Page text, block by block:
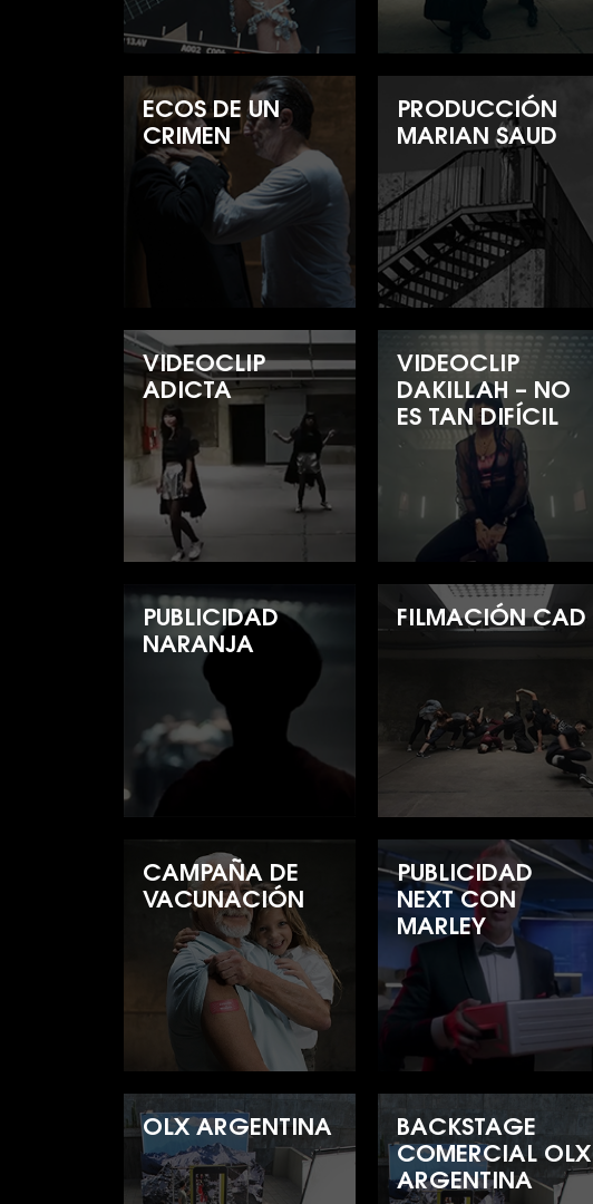
ECOS DE UN
CRIMEN
PRODUCCIÓN
MARIAN SAUD
VIDEOCLIP
ADICTA
VIDEOCLIP
DAKILLAH – NO
ES TAN DIFÍCIL
PUBLICIDAD
NARANJA
FILMACIÓN CAD
CAMPAÑA DE
VACUNACIÓN
PUBLICIDAD
NEXT CON
MARLEY
OLX ARGENTINA
BACKSTAGE
COMERCIAL OLX
ARGENTINA